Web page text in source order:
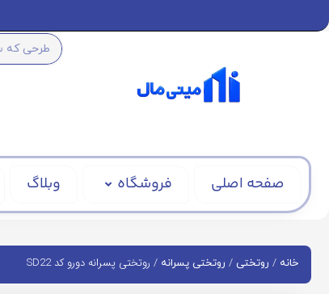
صفحه اصلی فروشگاه وبلاگ
خانه / روتختی / روتختی پسرانه / روتختی پسرانه دورو کد SD22